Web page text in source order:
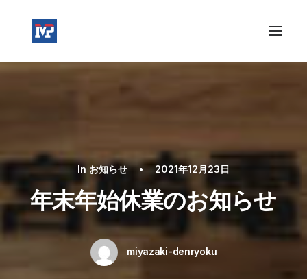
In お知らせ • 2021年12月23日
年末年始休業のお知らせ
miyazaki-denryoku